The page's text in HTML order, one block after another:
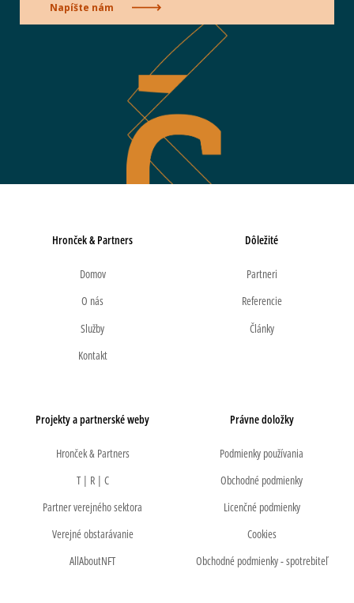
Napíšte nám
Hronček & Partners
Domov
O nás
Služby
Kontakt
Dôležité
Partneri
Referencie
Články
Projekty a partnerské weby
Hronček & Partners
T | R | C
Partner verejného sektora
Verejné obstarávanie
AllAboutNFT
Právne doložky
Podmienky používania
Obchodné podmienky
Licenčné podmienky
Cookies
Obchodné podmienky - spotrebiteľ